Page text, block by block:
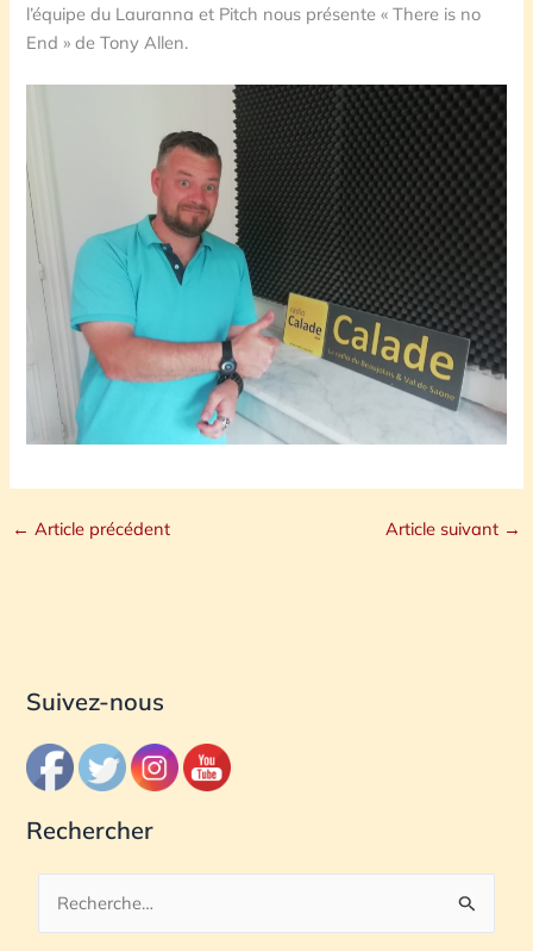
l’équipe du Lauranna et Pitch nous présente « There is no
End » de Tony Allen.
← Article précédent Article suivant →
Suivez-nous
Rechercher